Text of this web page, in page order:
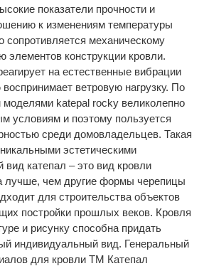
показатели прочности и
к изменениям температуры
сопротивляется механическому
элементов конструкции кровли.
на естественные вибрации
ветровую нагрузку. По
моделями katepal rocky великолепно
условиям и поэтому пользуется
среди домовладельцев. Такая
эстетическими
катепал – это вид кровли
лучше, чем другие формы черепицы
для строительства объектов
постройки прошлых веков. Кровля
и рисунку способна придать
индивидуальный вид. Генеральный
для кровли ТМ Катепал